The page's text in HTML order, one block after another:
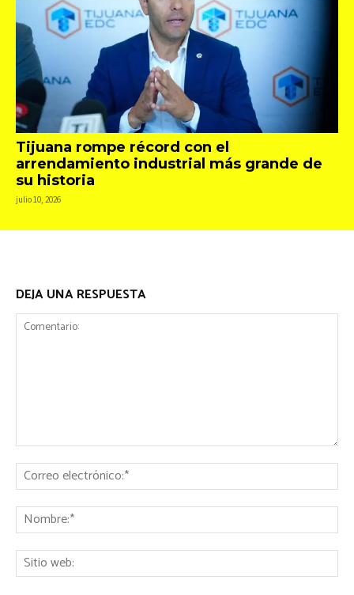
Tijuana rompe récord con el
arrendamiento industrial más grande de
su historia
julio 10, 2026
DEJA UNA RESPUESTA